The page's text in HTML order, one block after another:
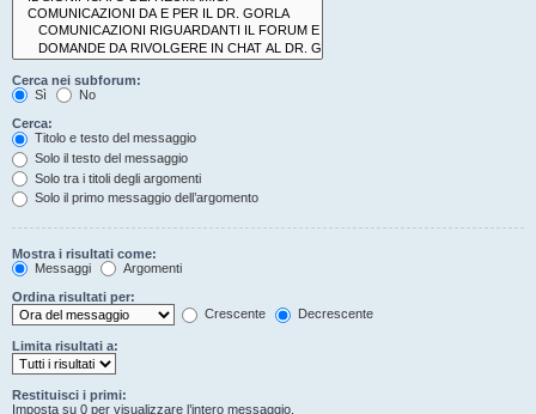
Cerca nei subforum:
Sì
No
Cerca:
Titolo e testo del messaggio
Solo il testo del messaggio
Solo tra i titoli degli argomenti
Solo il primo messaggio dell’argomento
Mostra i risultati come:
Messaggi
Argomenti
Ordina risultati per:
Crescente
Decrescente
Limita risultati a:
Restituisci i primi:
Imposta su 0 per visualizzare l’intero messaggio.